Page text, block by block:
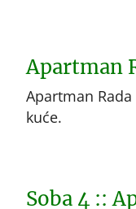
Apartman
Apartman
kuće.
Soba 4 ::